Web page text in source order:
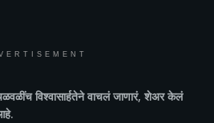
विश्वासार्हतेने वाचलं जाणारं, शेअर केलं